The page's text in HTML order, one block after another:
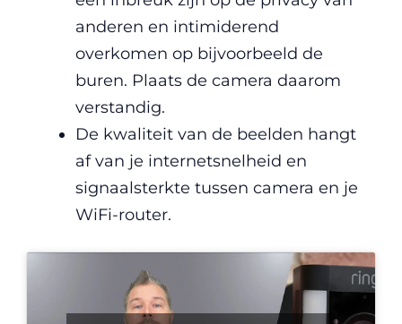
anderen en intimiderend
overkomen op bijvoorbeeld de
buren. Plaats de camera daarom
verstandig.
De kwaliteit van de beelden hangt
af van je internetsnelheid en
signaalsterkte tussen camera en je
WiFi-router.